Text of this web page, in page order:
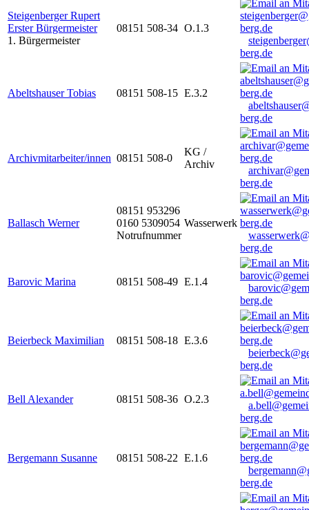
Steigenberger Rupert
Erster Bürgermeister
1. Bürgermeister
08151 508-34 O.1.3
berg.de
Abeltshauser Tobias 08151 508-15 E.3.2
berg.de
Archivmitarbeiter/innen 08151 508-0
KG /
Archiv
berg.de
Ballasch Werner
08151 953296
0160 5309054
Notrufnummer
Wasserwerk
berg.de
Barovic Marina 08151 508-49 E.1.4
berg.de
Beierbeck Maximilian 08151 508-18 E.3.6
berg.de
Bell Alexander 08151 508-36 O.2.3
berg.de
Bergemann Susanne 08151 508-22 E.1.6
berg.de